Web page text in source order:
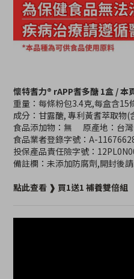
懷特耆力® rAPP耆多醣 1盒 / 本
重量：每條粉包3.4克,每盒含15
成分：甘露醣, 專利黃耆萃取物(
食品添加物：無 原產地：台灣
食品業者登錄字號：A-
投保產品責任險字號：
備註欄：未添加防腐劑,開封後
點此查看 ❱ 買1送1 補養雙倍組